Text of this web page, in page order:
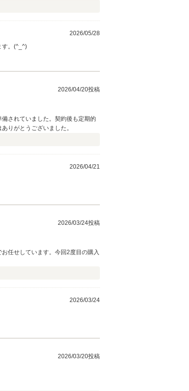
2026/05/28
す。(^_^)
2026/04/20投稿
されていました。契約後も定期的
りがとうございました。
2026/04/21
2026/03/24投稿
任せしています。今回2度目の購入
2026/03/24
2026/03/20投稿